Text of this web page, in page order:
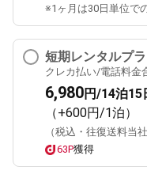
※1ヶ月は30日単位で
短期レンタルプ
クレカ払い/電話料金
6,980円/14泊15
（+600円/1泊）
（税込・往復送料当社
63P獲得